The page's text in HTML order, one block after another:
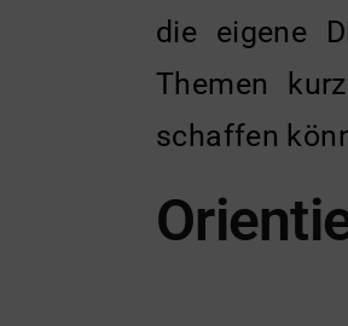
die eigene
Themen
schaffen